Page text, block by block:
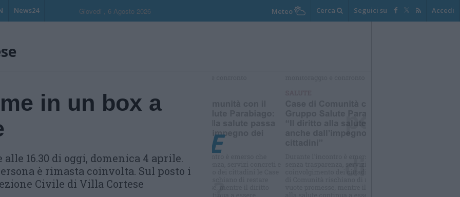
News24 Giovedi , 6 Agosto 2026 Meteo Cerca Seguici su Accedi
in un box a
16.30 di oggi, domenica 4 aprile.
è rimasta coinvolta. Sul posto i
Civile di Villa Cortese